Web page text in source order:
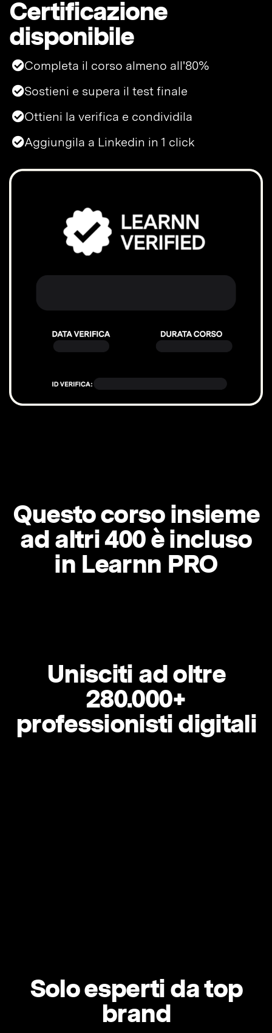
Certificazione
disponibile
Completa il corso almeno all'80%
Sostieni e supera il test finale
Ottieni la verifica e condividila
Aggiungila a Linkedin in 1 click
Questo corso insieme
ad altri 400 è incluso
in Learnn PRO
Unisciti ad oltre
280.000+
professionisti digitali
Solo esperti da top
brand